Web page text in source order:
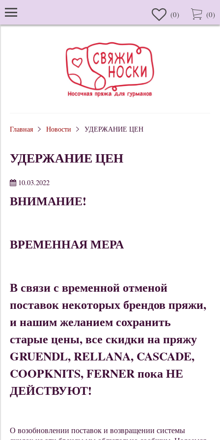
(0) (0)
Главная Новости УДЕРЖАНИЕ ЦЕН
УДЕРЖАНИЕ ЦЕН
10.03.2022
ВНИМАНИЕ!
ВРЕМЕННАЯ МЕРА
В связи с временной отменой
поставок некоторых брендов пряжи,
и нашим желанием сохранить
старые цены, все скидки на пряжу
GRUENDL, RELLANA, CASCADE,
COOPKNITS, FERNER пока НЕ
ДЕЙСТВУЮТ!
О возобновлении поставок и возвращении системы